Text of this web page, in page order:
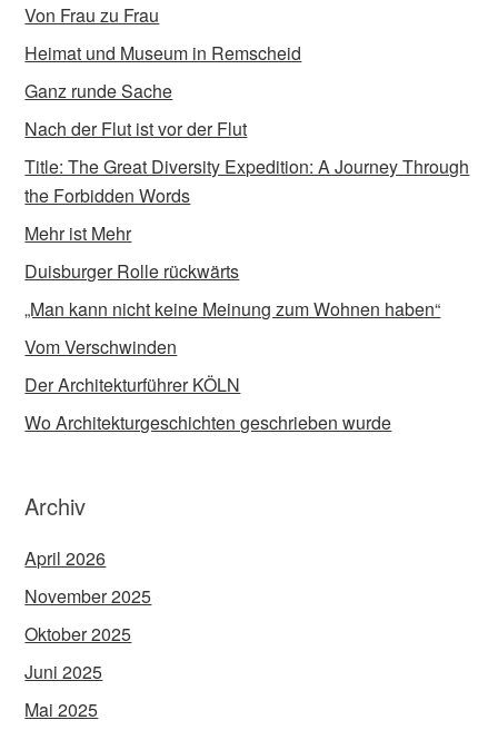
Von Frau zu Frau
Heimat und Museum in Remscheid
Ganz runde Sache
Nach der Flut ist vor der Flut
Title: The Great Diversity Expedition: A Journey Through
the Forbidden Words
Mehr ist Mehr
Duisburger Rolle rückwärts
„Man kann nicht keine Meinung zum Wohnen haben“
Vom Verschwinden
Der Architekturführer KÖLN
Wo Architekturgeschichten geschrieben wurde
Archiv
April 2026
November 2025
Oktober 2025
Juni 2025
Mai 2025